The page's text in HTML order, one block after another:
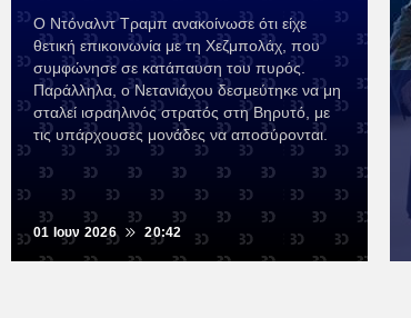
Ο Ντόναλντ Τραμπ ανακοίνωσε ότι είχε
θετική επικοινωνία με τη Χεζμπολάχ, που
συμφώνησε σε κατάπαυση του πυρός.
Παράλληλα, ο Νετανιάχου δεσμεύτηκε να μη
σταλεί ισραηλινός στρατός στη Βηρυτό, με
τις υπάρχουσες μονάδες να αποσύρονται.
01 Ιουν 2026 20:42